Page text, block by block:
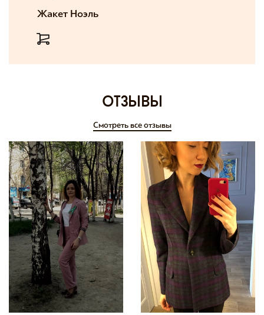
Жакет Ноэль
отзывы
Смотреть все отзывы